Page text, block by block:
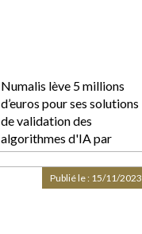
Numalis lève 5 millions
d’euros pour ses solutions
de validation des
algorithmes d'IA par
méthode formelle
Publié le : 15/11/2023